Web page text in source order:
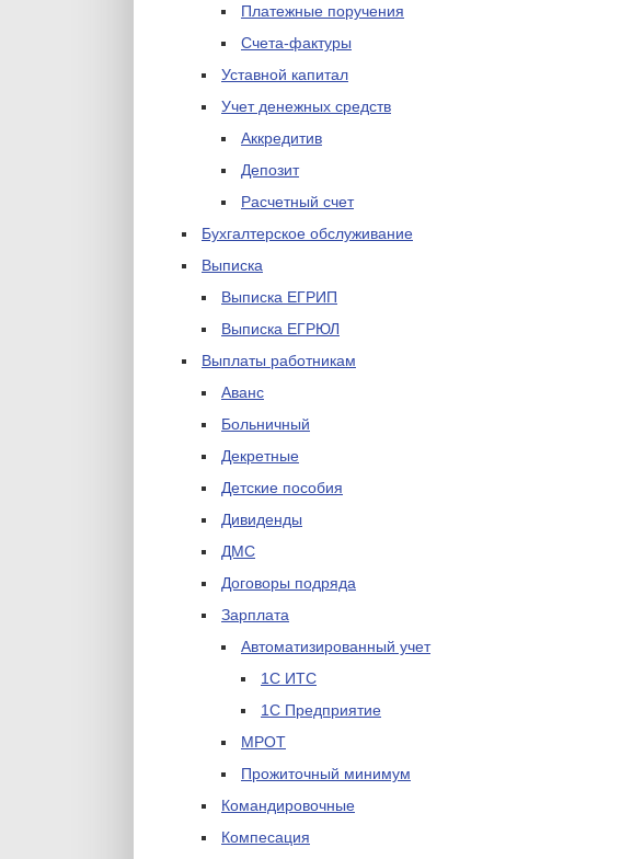
Платежные поручения
Счета-фактуры
Уставной капитал
Учет денежных средств
Аккредитив
Депозит
Расчетный счет
Бухгалтерское обслуживание
Выписка
Выписка ЕГРИП
Выписка ЕГРЮЛ
Выплаты работникам
Аванс
Больничный
Декретные
Детские пособия
Дивиденды
ДМС
Договоры подряда
Зарплата
Автоматизированный учет
1С ИТС
1С Предприятие
МРОТ
Прожиточный минимум
Командировочные
Компесация